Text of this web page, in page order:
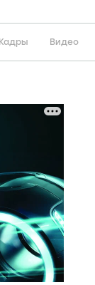
Кадры Видео